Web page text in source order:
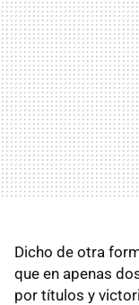
Dicho de otra
que en apenas
por títulos y